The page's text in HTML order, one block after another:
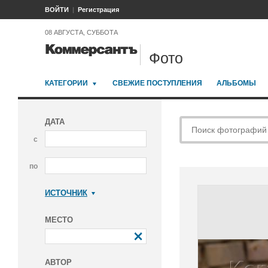
ВОЙТИ Регистрация
08 АВГУСТА, СУББОТА
Фото
КАТЕГОРИИ СВЕЖИЕ ПОСТУПЛЕНИЯ АЛЬБОМЫ
ДАТА
с
по
ИСТОЧНИК
МЕСТО
АВТОР